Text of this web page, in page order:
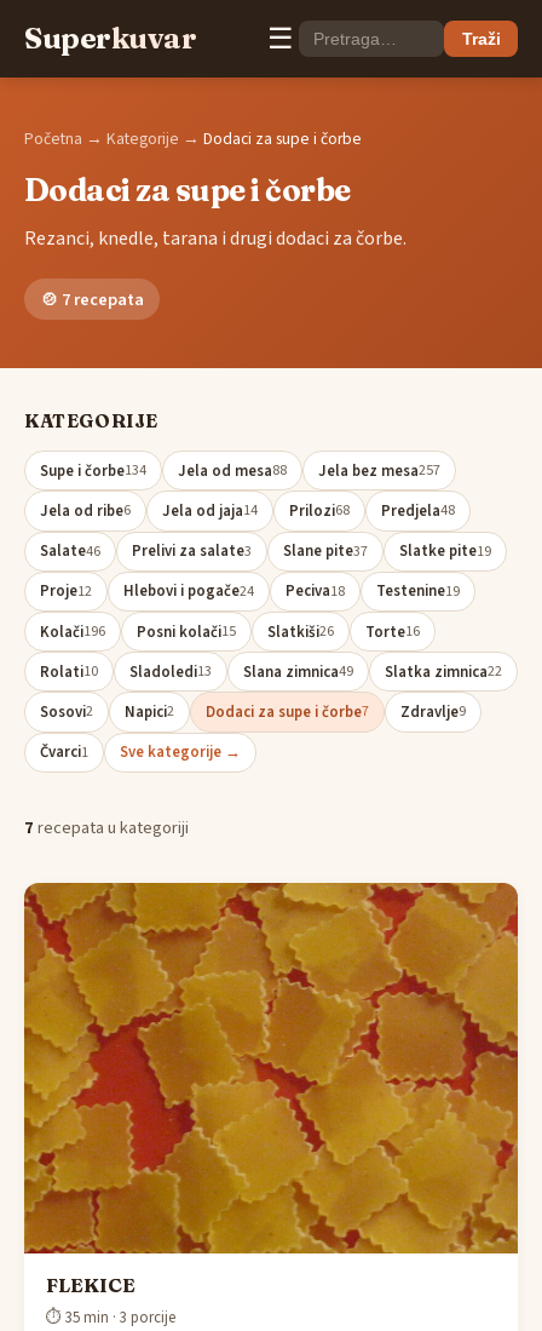
Superkuvar ☰ Traži
Početna → Kategorije → Dodaci za supe i čorbe
Dodaci za supe i čorbe
Rezanci, knedle, tarana i drugi dodaci za čorbe.
🍲 7 recepata
KATEGORIJE
Supe i čorbe134 Jela od mesa88 Jela bez mesa257
Jela od ribe6 Jela od jaja14 Prilozi68 Predjela48
Salate46 Prelivi za salate3 Slane pite37 Slatke pite19
Proje12 Hlebovi i pogače24 Peciva18 Testenine19
Kolači196 Posni kolači15 Slatkiši26 Torte16
Rolati10 Sladoledi13 Slana zimnica49 Slatka zimnica22
Sosovi2 Napici2 Dodaci za supe i čorbe7 Zdravlje9
Čvarci1 Sve kategorije →
7recepata u kategoriji
FLEKICE
⏱ 35 min · 3 porcije